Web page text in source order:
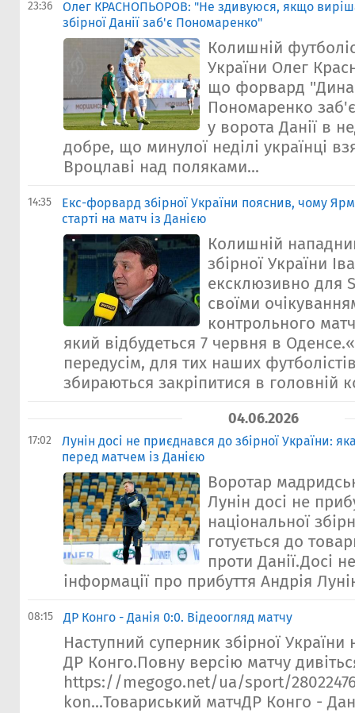
23:36
Олег КРАСНОПЬОРОВ: "Не здивуюся, якщо
збірної Данії заб'є Пономаренко"
Колишній
України Олег
що форвард
Пономаренко
у ворота Данії в
добре, що минулої неділі українці
Вроцлаві над поляками...
14:35
Екс-форвард збірної України пояснив, чому
старті на матч із Данією
Колишній
збірної України
ексклюзивно для
своїми
контрольного
який відбудеться 7 червня в
передусім, для тих наших
збираються закріпитися в головній
04.06.2026
17:02
Лунін досі не приєднався до збірної України:
перед матчем із Данією
Воротар
Лунін досі не
національної
готується до
проти Данії.Досі
інформації про прибуття Андрія
08:15 ДР Конго - Данія 0:0. Відеоогляд матчу
Наступний суперник збірної України
ДР Конго.Повну версію матчу
https://megogo.net/ua/sport/
kon...Товариський матчДР Конго -